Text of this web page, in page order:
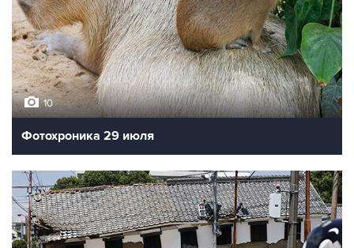
10
Фотохроника 29 июля